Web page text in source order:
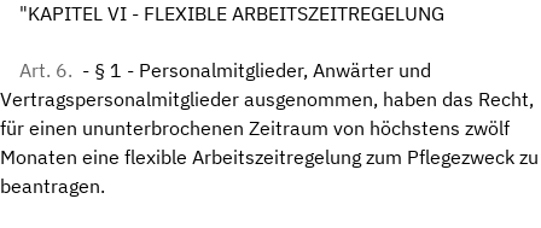
"KAPITEL VI - FLEXIBLE ARBEITSZEITREGELUNG
Art. 6. - § 1 - Personalmitglieder, Anwärter und
Vertragspersonalmitglieder ausgenommen, haben das Recht,
für einen ununterbrochenen Zeitraum von höchstens zwölf
Monaten eine flexible Arbeitszeitregelung zum Pflegezweck zu
beantragen.